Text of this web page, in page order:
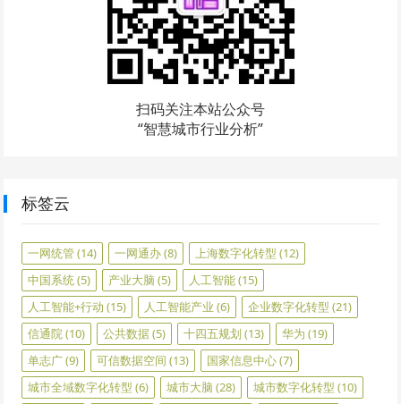
扫码关注本站公众号
“智慧城市行业分析”
标签云
一网统管(14) 一网通办(8) 上海数字化转型 (12)
中国系统(5) 产业大脑 (5) 人工智能(15)
人工智能+行动 (15) 人工智能产业 (6) 企业数字化转型 (21)
信通院(10) 公共数据(5) 十四五规划 (13) 华为 (19)
单志广(9) 可信数据空间 (13) 国家信息中心(7)
城市全域数字化转型 (6) 城市大脑 (28) 城市数字化转型 (10)